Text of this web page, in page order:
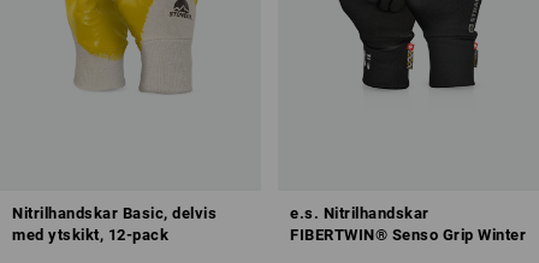
Nitrilhandskar Basic, delvis
med ytskikt, 12-pack
e.s. Nitrilhandskar
FIBERTWIN® Senso Grip Winter